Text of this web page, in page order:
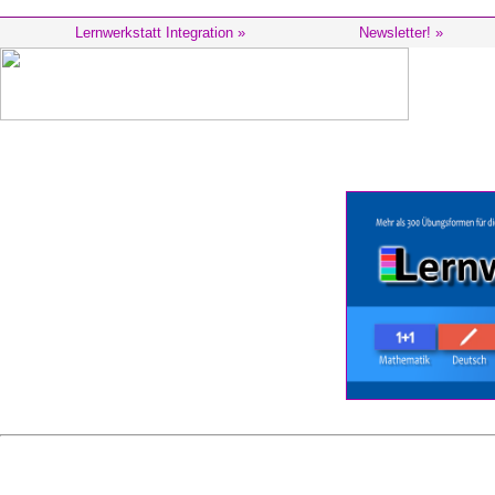
Lernwerkstatt Integration » Newsletter! »